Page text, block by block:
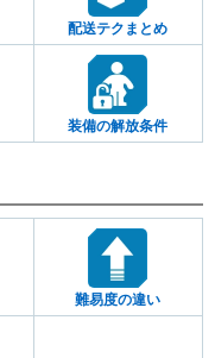
配送テクまとめ
装備の解放条件
難易度の違い